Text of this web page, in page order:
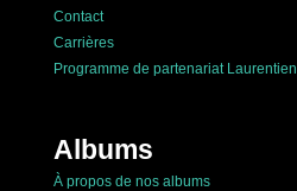
Contact
Carrières
Programme de partenariat Laurentien
Albums
À propos de nos albums